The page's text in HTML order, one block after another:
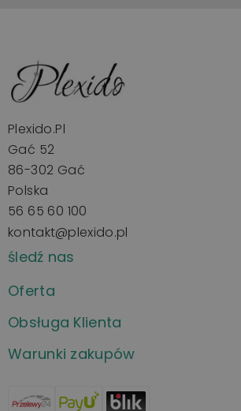
Plexido.pl
Gać 52
86-302 Gać
Polska
56 65 60 100
kontakt@plexido.pl
śledź nas
Oferta
Obsługa Klienta
Warunki zakupów